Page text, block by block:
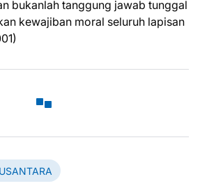
bukanlah tanggung jawab tunggal
kewajiban moral seluruh lapisan